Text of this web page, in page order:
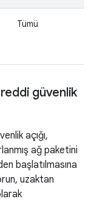
Tümü
güvenlik
açığı,
ağ paketini
başlatılmasına
uzaktan